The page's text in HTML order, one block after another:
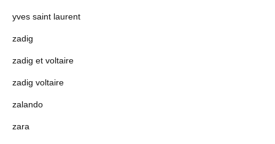
yves saint laurent
zadig
zadig et voltaire
zadig voltaire
zalando
zara